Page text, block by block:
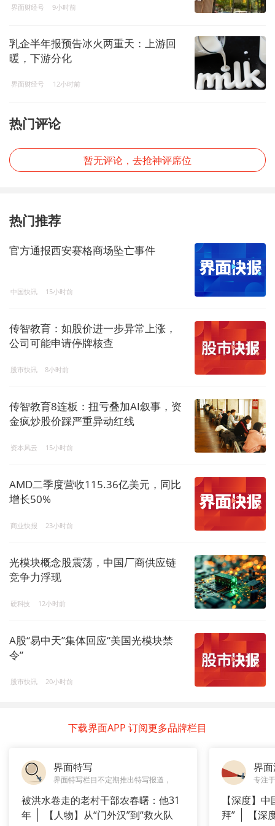
界面财经号 9小时前
乳企半年报预告冰火两重天：上游回
暖，下游分化
界面财经号 12小时前
热门评论
暂无评论，去抢神评席位
热门推荐
官方通报西安赛格商场坠亡事件
中国快讯 15小时前
传智教育：如股价进一步异常上涨，
公司可能申请停牌核查
股市快讯 8小时前
传智教育8连板：扭亏叠加AI叙事，资
金疯炒股价踩严重异动红线
资本风云 15小时前
AMD二季度营收115.36亿美元，同比
增长50%
商业快报 23小时前
光模块概念股震荡，中国厂商供应链
竞争力浮现
硬科技 12小时前
A股“易中天”集体回应“美国光模块禁
令”
股市快讯 20小时前
下载界面APP 订阅更多品牌栏目
界面特写
界面特写栏目不定期推出特写报道，
被洪水卷走的老村干部农春曙：他31
年
【人物】从“门外汉”到“救火队
界
专注
【深度】
拜”
【